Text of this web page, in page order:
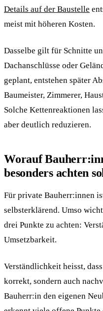
Details auf der Baustelle
meist mit höheren Kosten.
Dasselbe gilt für Schnitte
Dachanschlüsse oder
geplant, entstehen später
Baumeister, Zimmerer,
Solche Kettenreaktionen
aber deutlich reduzieren.
Worauf
besonders achten
Für private Bauherr:innen
selbsterklärend. Umso
drei Punkte zu achten:
Umsetzbarkeit.
Verständlichkeit heisst,
korrekt, sondern auch
Bauherr:in den eigenen